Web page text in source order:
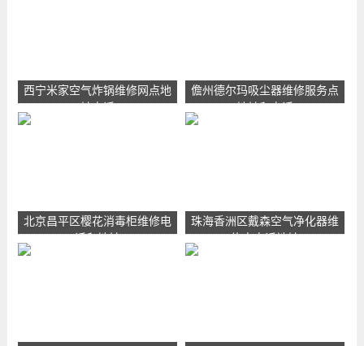
西宁米家空气炸锅维修网点地
址电话
儋州德尔玛吸尘器维修服务点
地址和电话
北京昌平区樱花消毒柜维修电
话和地址
珠海香洲区戴森空气净化器维
修点电话地址